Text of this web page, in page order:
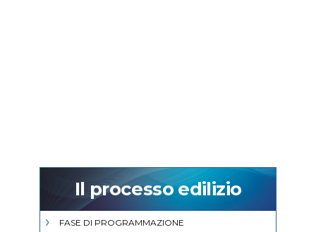
Il processo edilizio
FASE DI PROGRAMMAZIONE